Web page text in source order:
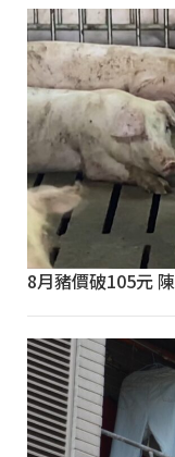
8月豬價破105元